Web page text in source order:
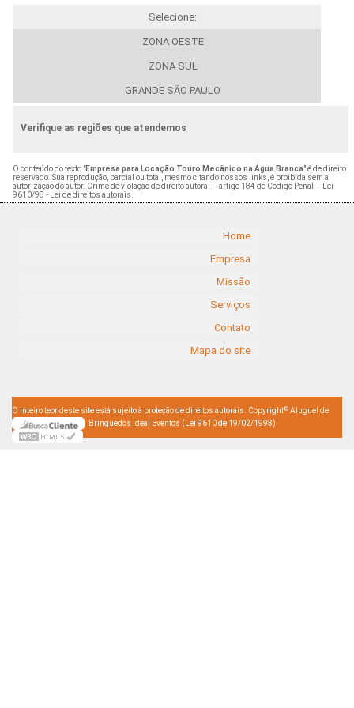
Selecione:
ZONA OESTE
ZONA SUL
GRANDE SÃO PAULO
Verifique as regiões que atendemos
O conteúdo do texto "Empresa para Locação Touro Mecânico na Água Branca" é de direito
reservado. Sua reprodução, parcial ou total, mesmo citando nossos links, é proibida sem a
autorização do autor. Crime de violação de direito autoral – artigo 184 do Código Penal –
Lei
9610/98 - Lei de direitos autorais
Home
Empresa
Missão
Serviços
Contato
Mapa do site
O inteiro teor deste site está sujeito à proteção de direitos autorais. Copyright© Aluguel de
Brinquedos Ideal Eventos (Lei 9610 de 19/02/1998)